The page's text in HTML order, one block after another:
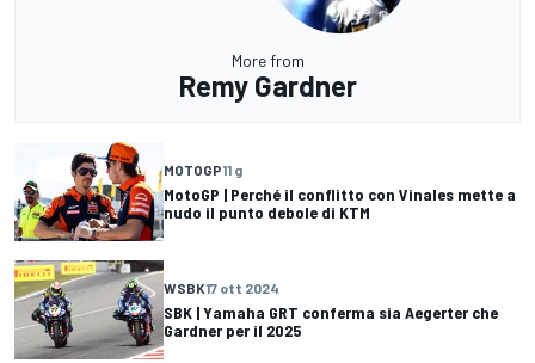
More from
Remy Gardner
MOTOGP11 g
MotoGP | Perché il conflitto con Vinales mette a
nudo il punto debole di KTM
WSBK17 ott 2024
SBK | Yamaha GRT conferma sia Aegerter che
Gardner per il 2025